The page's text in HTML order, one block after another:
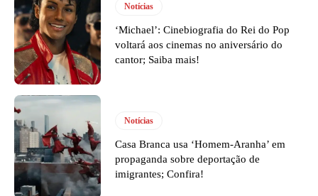
Notícias
‘Michael’: Cinebiografia do Rei do Pop
voltará aos cinemas no aniversário do
cantor; Saiba mais!
Notícias
Casa Branca usa ‘Homem-Aranha’ em
propaganda sobre deportação de
imigrantes; Confira!